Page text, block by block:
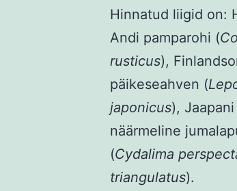
Hinnatud liigid on:
Andi pamparohi (
rusticus),
päikeseahven (
japonicus),
näärmeline
(Cydalima
triangulatus).